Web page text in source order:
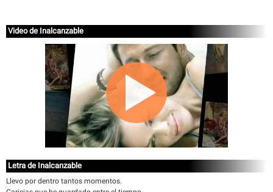
Video de Inalcanzable
Letra de Inalcanzable
Llevo por dentro tantos momentos.